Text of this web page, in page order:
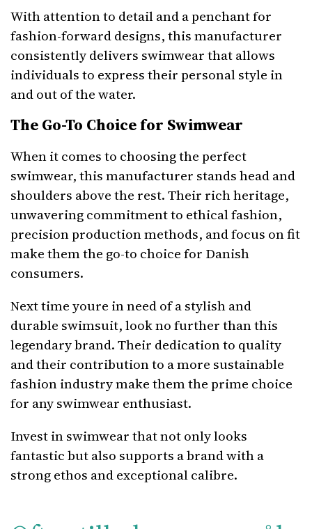
With attention to detail and a penchant for
fashion-forward designs, this manufacturer
consistently delivers swimwear that allows
individuals to express their personal style in
and out of the water.
The Go-To Choice for Swimwear
When it comes to choosing the perfect
swimwear, this manufacturer stands head and
shoulders above the rest. Their rich heritage,
unwavering commitment to ethical fashion,
precision production methods, and focus on fit
make them the go-to choice for Danish
consumers.
Next time youre in need of a stylish and
durable swimsuit, look no further than this
legendary brand. Their dedication to quality
and their contribution to a more sustainable
fashion industry make them the prime choice
for any swimwear enthusiast.
Invest in swimwear that not only looks
fantastic but also supports a brand with a
strong ethos and exceptional calibre.